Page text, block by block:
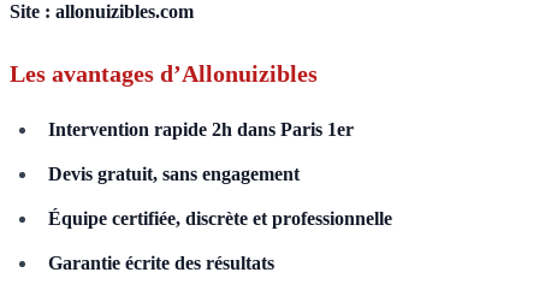
Site : allonuizibles.com
Les avantages d’Allonuizibles
Intervention rapide 2h dans Paris 1er
Devis gratuit, sans engagement
Équipe certifiée, discrète et professionnelle
Garantie écrite des résultats